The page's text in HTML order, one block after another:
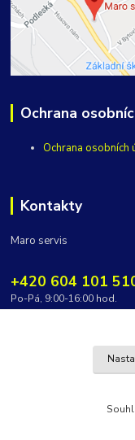
Ochrana
Ochrana osobních
Kontakty
Maro servis
+420 604 101
Po-Pá, 9:00-16:00 hod.